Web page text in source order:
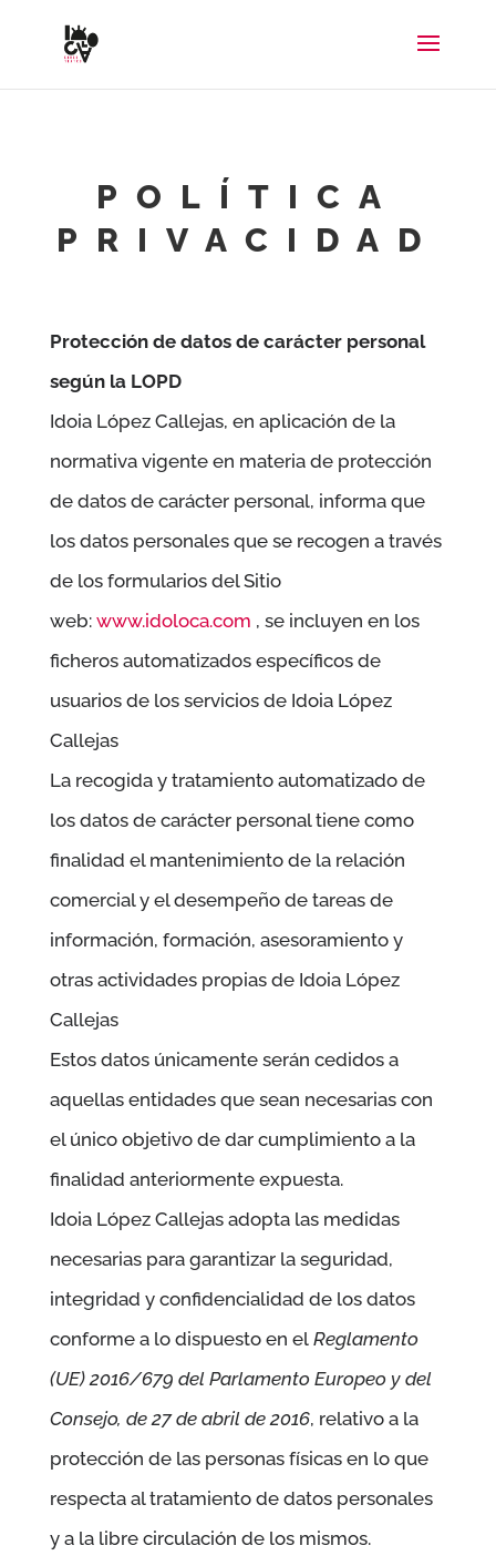
POLÍTICA
PRIVACIDAD
Protección de datos de carácter personal
según la LOPD
Idoia López Callejas, en aplicación de la
normativa vigente en materia de protección
de datos de carácter personal, informa que
los datos personales que se recogen a través
de los formularios del Sitio
web: www.idoloca.com , se incluyen en los
ficheros automatizados específicos de
usuarios de los servicios de Idoia López
Callejas
La recogida y tratamiento automatizado de
los datos de carácter personal tiene como
finalidad el mantenimiento de la relación
comercial y el desempeño de tareas de
información, formación, asesoramiento y
otras actividades propias de Idoia López
Callejas
Estos datos únicamente serán cedidos a
aquellas entidades que sean necesarias con
el único objetivo de dar cumplimiento a la
finalidad anteriormente expuesta.
Idoia López Callejasadopta las medidas
necesarias para garantizar la seguridad,
integridad y confidencialidad de los datos
conforme a lo dispuesto en el Reglamento
(UE) 2016/679 del Parlamento Europeo y del
Consejo, de 27 de abril de 2016, relativo a la
protección de las personas físicas en lo que
respecta al tratamiento de datos personales
y a la libre circulación de los mismos.